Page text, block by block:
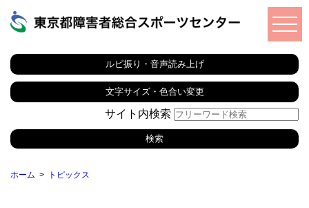
ルビ振り・音声読み上げ
文字サイズ・色合い変更
サイト内検索
ホーム トピックス